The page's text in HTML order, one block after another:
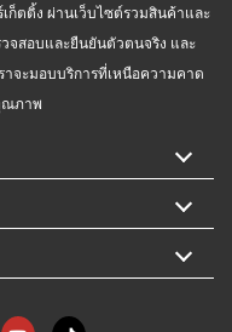
ตติ้ง ผ่านเว็บไซต์รวมสินค้าและ
จสอบและยืนยันตัวตนจริง และ
จะมอบบริการที่เหนือความคาด
ณภาพ